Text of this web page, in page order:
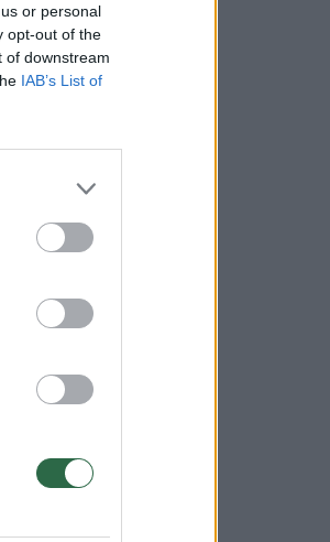
or personal
opt-out of the
of downstream
IAB’s List of